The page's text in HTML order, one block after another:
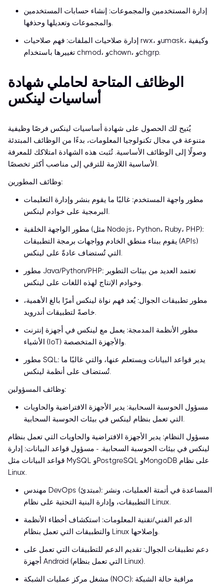
إدارة المستخدمين والمجموعات: إنشاء حسابات المستخدمين
والمجموعات وتعديلها وحذفها.
إدارة صلاحيات الملفات: فهم صلاحيات rwx، وumask، وكيفية
تغييرها باستخدام chmod، وchown، وchgrp.
الوظائف المتاحة لحاملي شهادة
أساسيات لينكس
يُتيح لك الحصول على شهادة أساسيات لينكس فرصًا وظيفية
متنوعة في مجال تكنولوجيا المعلومات، بدءًا من الوظائف المبتدئة
وصولًا إلى الوظائف الأساسية. تُثبت هذه الشهادة امتلاكك للمعرفة
الأساسية اللازمة للترقي إلى مناصب أكثر تخصصًا.
وظائف المطورين:
مطور واجهة المستخدم: غالبًا ما يقوم بنشر وإدارة التعليمات
البرمجية على خوادم لينكس.
مطور الواجهة الخلفية (مثل Node.js، Python، Ruby، PHP):
يقوم ببناء منطق الخادم وواجهات برمجة التطبيقات (APIs)
التي تُستضاف عادةً على لينكس.
مطور Java/Python/PHP: تعتمد العديد من بيئات التطوير
وخوادم الإنتاج لهذه اللغات على لينكس.
مطور تطبيقات الجوال: يُعد فهم نواة لينكس أمرًا بالغ الأهمية،
خاصةً لتطبيقات أندرويد.
مطور الأنظمة المدمجة: يعمل مع لينكس في أجهزة إنترنت
الأشياء (IoT) والأجهزة المتخصصة.
مطور SQL: يدير قواعد البيانات ويستعلم عنها، والتي غالبًا ما
تُستضاف على أنظمة لينكس.
وظائف المسؤولين:
مسؤول الحوسبة السحابية: يدير الأجهزة الافتراضية والحاويات
التي تعمل بنظام لينكس في بيئات الحوسبة السحابية.
مسؤول النظام: يدير الأجهزة الافتراضية والحاويات التي تعمل بنظام
لينكس في بيئات الحوسبة السحابية. - مسؤول قواعد البيانات: إدارة
قواعد البيانات مثل MySQL وPostgreSQL وMongoDB على نظام
Linux.
مهندس DevOps (مبتدئ): المساعدة في أتمتة العمليات، ونشر
التطبيقات، وإدارة البنية التحتية على نظام Linux.
الدعم الفني/تقنية المعلومات: استكشاف أخطاء الأنظمة
والتطبيقات التي تعمل بنظام Linux وإصلاحها.
دعم تطبيقات الجوال: تقديم الدعم للتطبيقات التي تعمل على
أجهزة Android (التي تعمل بنظام Linux).
مشغل مركز عمليات الشبكة (NOC): مراقبة حالة الشبكة